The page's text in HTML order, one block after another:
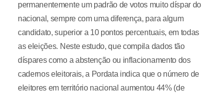
permanentemente um padrão de votos muito díspar do
nacional, sempre com uma diferença, para algum
candidato, superior a 10 pontos percentuais, em todas
as eleições. Neste estudo, que compila dados tão
díspares como a abstenção ou inflacionamento dos
cadernos eleitorais, a Pordata indica que o número de
eleitores em território nacional aumentou 44% (de